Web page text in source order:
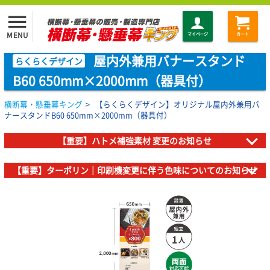
menu
MENU マイページ カート
らくらくデザイン
屋内外兼用バナースタンド
B60 650mm×2000mm（器具付）
横断幕・懸垂幕キング >
【らくらくデザイン】オリジナル屋内外兼用バ
ナースタンドB60 650mm×2000mm（器具付）
【重要】ハトメ補強素材 変更のお知らせ
【重要】ターポリン｜印刷機変更に伴う色味についてのお知らせ